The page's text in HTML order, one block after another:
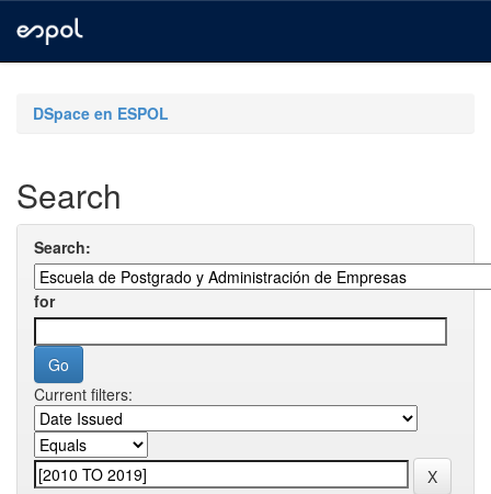
navigationDSpace en ESPOL
Search
Search:
for
Current filters: